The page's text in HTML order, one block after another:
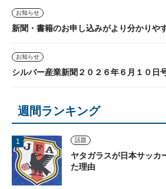
お知らせ
新聞・書籍のお申し込みがより分かりや
お知らせ
シルバー産業新聞２０２６年６月１０日
週間ランキング
話題
ヤタガラスが日本サッカ
た理由